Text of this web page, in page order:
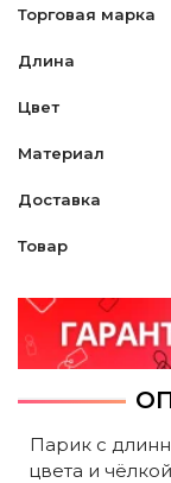
Торговая марка
Длина
Цвет
Материал
Доставка
Товар
Парик с
цвета и